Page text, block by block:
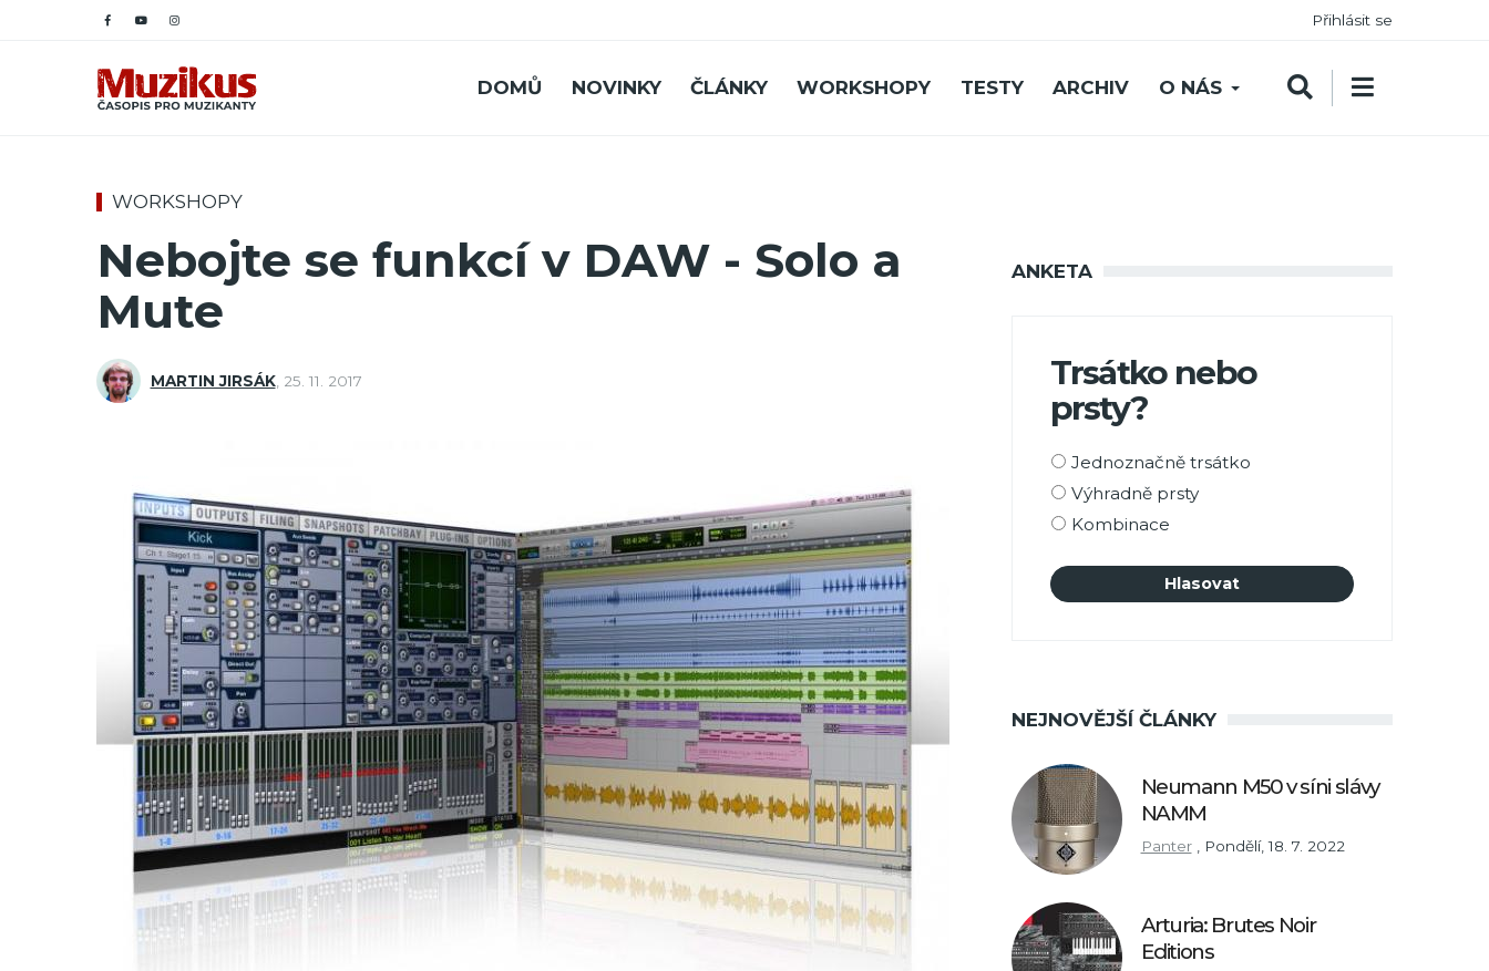
Přihlásit se
DOMŮ NOVINKY ČLÁNKY WORKSHOPY TESTY ARCHIV O NÁS
WORKSHOPY
Nebojte se funkcí v DAW - Solo a
Mute
MARTIN JIRSÁK, 25. 11. 2017
ANKETA
Trsátko nebo
prsty?
Možnosti
výběru
Jednoznačně trsátko
Výhradně prsty
Kombinace
NEJNOVĚJŠÍ ČLÁNKY
Neumann M50 v síni slávy
NAMM
Panter Pondělí, 18. 7. 2022
Arturia: Brutes Noir
Editions